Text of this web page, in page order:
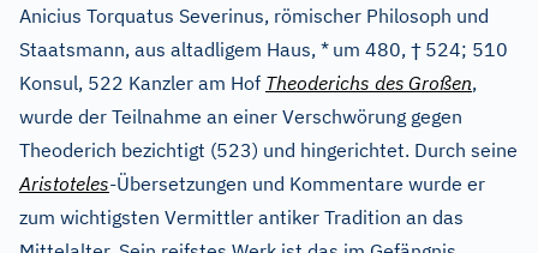
Anicius Torquatus Severinus, römischer Philosoph und
Staatsmann, aus altadligem Haus, * um 480, † 524; 510
Konsul, 522 Kanzler am Hof Theoderichs des Großen,
wurde der Teilnahme an einer Verschwörung gegen
Theoderich bezichtigt (523) und hingerichtet. Durch seine
Aristoteles-Übersetzungen und Kommentare wurde er
zum wichtigsten Vermittler antiker Tradition an das